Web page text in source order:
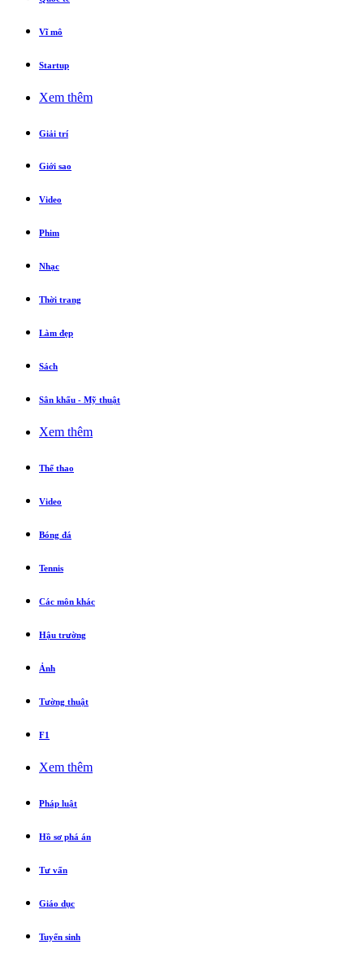
Vĩ mô
Startup
Xem thêm
Giải trí
Giới sao
Video
Phim
Nhạc
Thời trang
Làm đẹp
Sách
Sân khấu - Mỹ thuật
Xem thêm
Thể thao
Video
Bóng đá
Tennis
Các môn khác
Hậu trường
Ảnh
Tường thuật
F1
Xem thêm
Pháp luật
Hồ sơ phá án
Tư vấn
Giáo dục
Tuyển sinh